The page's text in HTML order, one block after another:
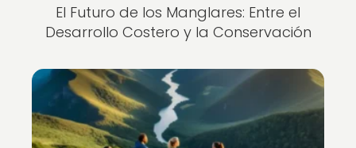
El Futuro de los Manglares: Entre el
Desarrollo Costero y la Conservación